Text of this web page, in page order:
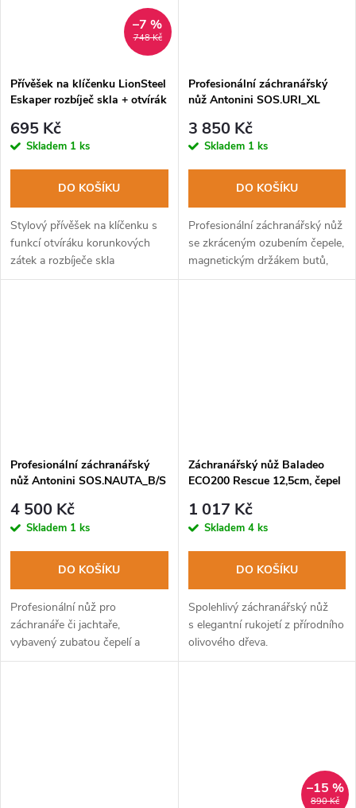
748 Kč
–7 %
Přívěšek na klíčenku LionSteel
Eskaper rozbíječ skla + otvírák
695 Kč
Skladem 1 ks
DO KOŠÍKU
Stylový přívěšek na klíčenku s
funkcí otvíráku korunkových
zátek a rozbíječe skla
Profesionální záchranářský
nůž Antonini SOS.URI_XL
3 850 Kč
Skladem 1 ks
DO KOŠÍKU
Profesionální záchranářský nůž
se zkráceným ozubením čepele,
magnetickým držákem butů,
klíčem č. a rozbíječem skla.
Profesionální záchranářský
nůž Antonini SOS.NAUTA_B/S
4 500 Kč
Skladem 1 ks
DO KOŠÍKU
Profesionální nůž pro
záchranáře či jachtaře,
vybavený zubatou čepelí a
speciálním trnem na
Záchranářský nůž Baladeo
ECO200 Rescue 12,5cm, čepel
látkový obal
1 017 Kč
Skladem 4 ks
DO KOŠÍKU
Spolehlivý záchranářský nůž
s elegantní rukojetí z přírodního
olivového dřeva.
890 Kč
–15 %